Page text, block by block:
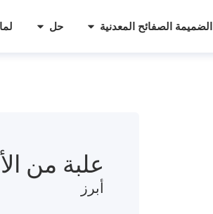
الضميمة الصفائح المعدنية حل
علبة من
أبرز